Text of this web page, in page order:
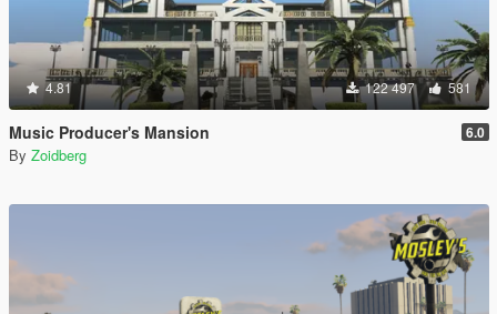
4.81 122 497 581
Music Producer's Mansion 6.0
By Zoidberg